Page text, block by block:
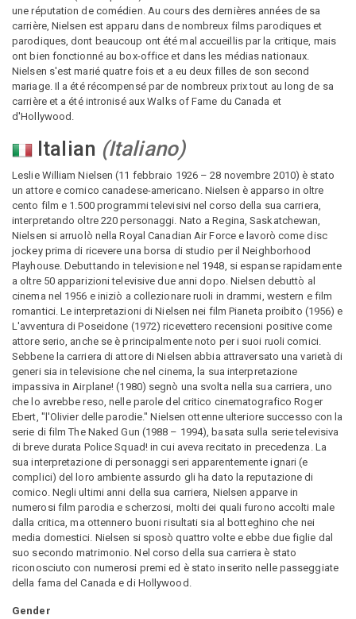
une réputation de comédien. Au cours des dernières années de sa
carrière, Nielsen est apparu dans de nombreux films parodiques et
parodiques, dont beaucoup ont été mal accueillis par la critique, mais
ont bien fonctionné au box-office et dans les médias nationaux.
Nielsen s'est marié quatre fois et a eu deux filles de son second
mariage. Il a été récompensé par de nombreux prix tout au long de sa
carrière et a été intronisé aux Walks of Fame du Canada et
d'Hollywood.
Italian (Italiano)
Leslie William Nielsen (11 febbraio 1926 – 28 novembre 2010) è stato
un attore e comico canadese-americano. Nielsen è apparso in oltre
cento film e 1.500 programmi televisivi nel corso della sua carriera,
interpretando oltre 220 personaggi. Nato a Regina, Saskatchewan,
Nielsen si arruolò nella Royal Canadian Air Force e lavorò come disc
jockey prima di ricevere una borsa di studio per il Neighborhood
Playhouse. Debuttando in televisione nel 1948, si espanse rapidamente
a oltre 50 apparizioni televisive due anni dopo. Nielsen debuttò al
cinema nel 1956 e iniziò a collezionare ruoli in drammi, western e film
romantici. Le interpretazioni di Nielsen nei film Pianeta proibito (1956) e
L'avventura di Poseidone (1972) ricevettero recensioni positive come
attore serio, anche se è principalmente noto per i suoi ruoli comici.
Sebbene la carriera di attore di Nielsen abbia attraversato una varietà di
generi sia in televisione che nel cinema, la sua interpretazione
impassiva in Airplane! (1980) segnò una svolta nella sua carriera, uno
che lo avrebbe reso, nelle parole del critico cinematografico Roger
Ebert, "l'Olivier delle parodie." Nielsen ottenne ulteriore successo con la
serie di film The Naked Gun (1988 – 1994), basata sulla serie televisiva
di breve durata Police Squad! in cui aveva recitato in precedenza. La
sua interpretazione di personaggi seri apparentemente ignari (e
complici) del loro ambiente assurdo gli ha dato la reputazione di
comico. Negli ultimi anni della sua carriera, Nielsen apparve in
numerosi film parodia e scherzosi, molti dei quali furono accolti male
dalla critica, ma ottennero buoni risultati sia al botteghino che nei
media domestici. Nielsen si sposò quattro volte e ebbe due figlie dal
suo secondo matrimonio. Nel corso della sua carriera è stato
riconosciuto con numerosi premi ed è stato inserito nelle passeggiate
della fama del Canada e di Hollywood.
Gender